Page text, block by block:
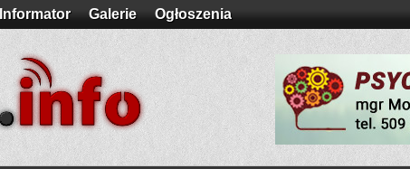
Informator Galerie Ogłoszenia